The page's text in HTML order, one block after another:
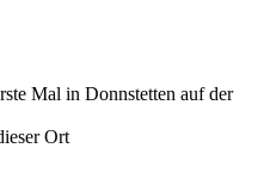
Mal in Donnstetten auf der
Ort